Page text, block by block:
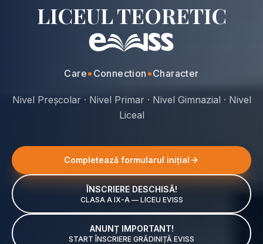
LICEUL TEORETIC
Care• Connection •Character
Nivel Preșcolar · Nivel Primar · Nivel Gimnazial · Nivel
Liceal
Completează formularul inițial
ÎNSCRIERE DESCHISĂ!
CLASA A IX-A — LICEU EVISS
ANUNȚ IMPORTANT!
START ÎNSCRIERE GRĂDINIȚĂ EVISS